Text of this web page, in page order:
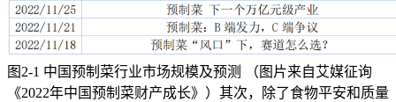
图2-1 中国预制菜行业市场规模及预测 （图片来自艾媒征询
《2022年中国预制菜财产成长》）其次，除了食物平安和质量